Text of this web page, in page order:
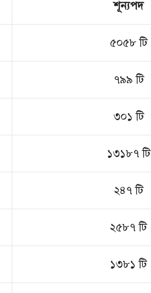
শূন্যপদ
৫০৫৮ টি
৭৯৯ টি
৩০১ টি
১৩১৮৭ টি
২৪৭ টি
২৫৮৭ টি
১৩৮১ টি